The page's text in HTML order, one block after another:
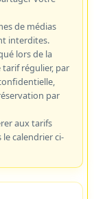
de médias
interdites.
lors de la
régulier, par
par
aux tarifs
calendrier ci-